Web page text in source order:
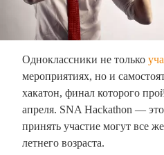
Одноклассники не только
мероприятиях, но и
хакатон, финал которого
апреля. SNA Hackathon — это
принять участие могут все
летнего возраста.